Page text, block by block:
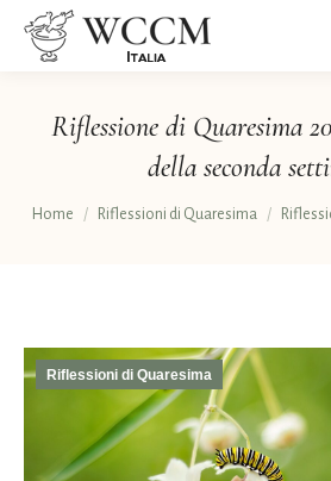
Riflessione di Quaresima
della seconda
Tu sei qui:
Home Riflessioni di Quaresima
Riflessioni di Quaresima